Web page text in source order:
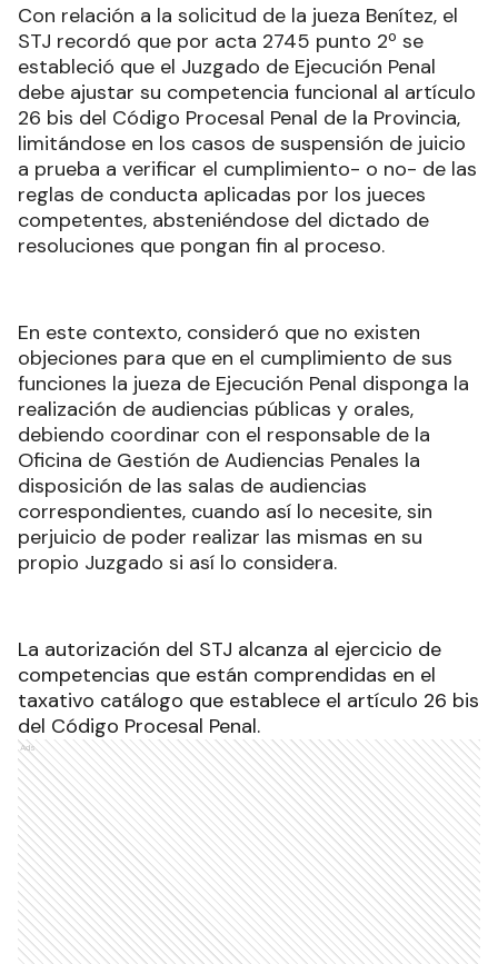
Con relación a la solicitud de la jueza Benítez, el
STJ recordó que por acta 2745 punto 2º se
estableció que el Juzgado de Ejecución Penal
debe ajustar su competencia funcional al artículo
26 bis del Código Procesal Penal de la Provincia,
limitándose en los casos de suspensión de juicio
a prueba a verificar el cumplimiento- o no- de las
reglas de conducta aplicadas por los jueces
competentes, absteniéndose del dictado de
resoluciones que pongan fin al proceso.
En este contexto, consideró que no existen
objeciones para que en el cumplimiento de sus
funciones la jueza de Ejecución Penal disponga la
realización de audiencias públicas y orales,
debiendo coordinar con el responsable de la
Oficina de Gestión de Audiencias Penales la
disposición de las salas de audiencias
correspondientes, cuando así lo necesite, sin
perjuicio de poder realizar las mismas en su
propio Juzgado si así lo considera.
La autorización del STJ alcanza al ejercicio de
competencias que están comprendidas en el
taxativo catálogo que establece el artículo 26 bis
del Código Procesal Penal.
Ads